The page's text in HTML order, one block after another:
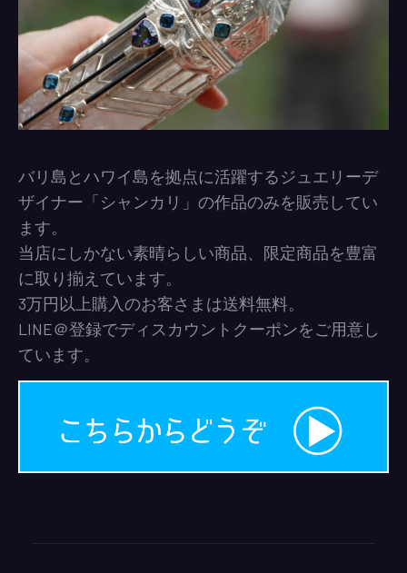
バリ島とハワイ島を拠点に活躍するジュエリーデ
ザイナー「シャンカリ」の作品のみを販売してい
ます。
当店にしかない素晴らしい商品、限定商品を豊富
に取り揃えています。
3万円以上購入のお客さまは送料無料。
LINE＠登録でディスカウントクーポンをご用意し
ています。